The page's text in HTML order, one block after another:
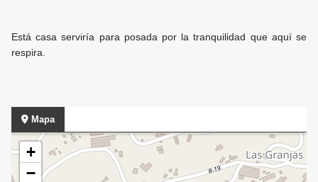
Está casa serviría para posada por la tranquilidad que aquí se
respira.
Mapa
+
−